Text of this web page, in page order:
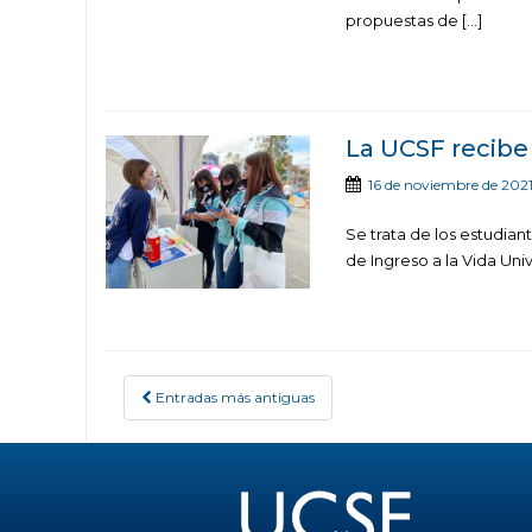
propuestas de […]
La UCSF
16 de noviembre de 2021
Se trata de los
de Ingreso a la Vida
POSTS NAVIGATION
Entradas más antiguas